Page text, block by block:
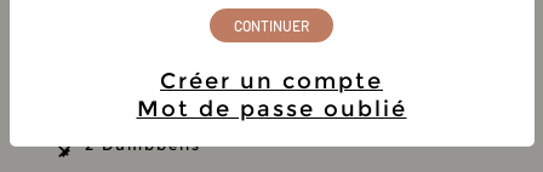
25-40 minutes
2 Dumbbells
Créer un compte
Mot de passe oublié